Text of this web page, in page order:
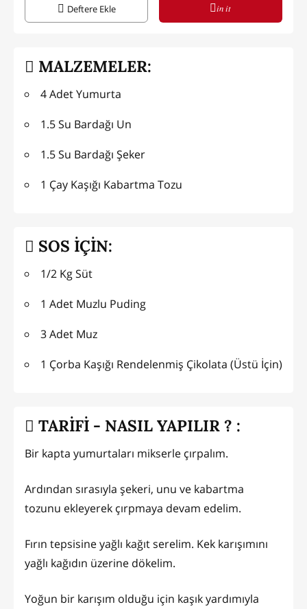
Deftere Ekle in it
MALZEMELER:
4 Adet Yumurta
1.5 Su Bardağı Un
1.5 Su Bardağı Şeker
1 Çay Kaşığı Kabartma Tozu
SOS İÇİN:
1/2 Kg Süt
1 Adet Muzlu Puding
3 Adet Muz
1 Çorba Kaşığı Rendelenmiş Çikolata (Üstü İçin)
TARİFİ - NASIL YAPILIR ? :
Bir kapta yumurtaları mikserle çırpalım.
Ardından sırasıyla şekeri, unu ve kabartma
tozunu ekleyerek çırpmaya devam edelim.
Fırın tepsisine yağlı kağıt serelim. Kek karışımını
yağlı kağıdın üzerine dökelim.
Yoğun bir karışım olduğu için kaşık yardımıyla